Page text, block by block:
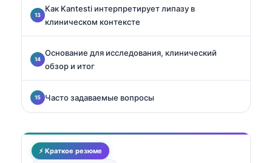
Как Kantesti интерпретирует липазу в
клиническом контексте
Основание для исследования, клинический
обзор и итог
Часто задаваемые вопросы
⚡ Краткое резюме